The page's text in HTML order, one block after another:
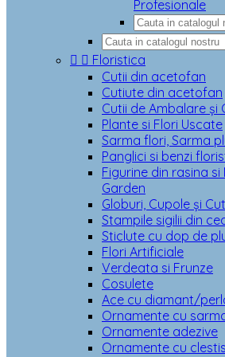
Profesionale
  Floristica
Cutii din acetofan
Cutiute din acetofan
Cutii de Ambalare și
Plante si Flori Uscate
Sarma flori, Sarma
Panglici si benzi
Figurine din rasina si
Garden
Globuri, Cupole și
Stampile sigilii din
Sticlute cu dop de
Flori Artificiale
Verdeata si Frunze
Cosulete
Ace cu diamant/
Ornamente cu
Ornamente adezive
Ornamente cu